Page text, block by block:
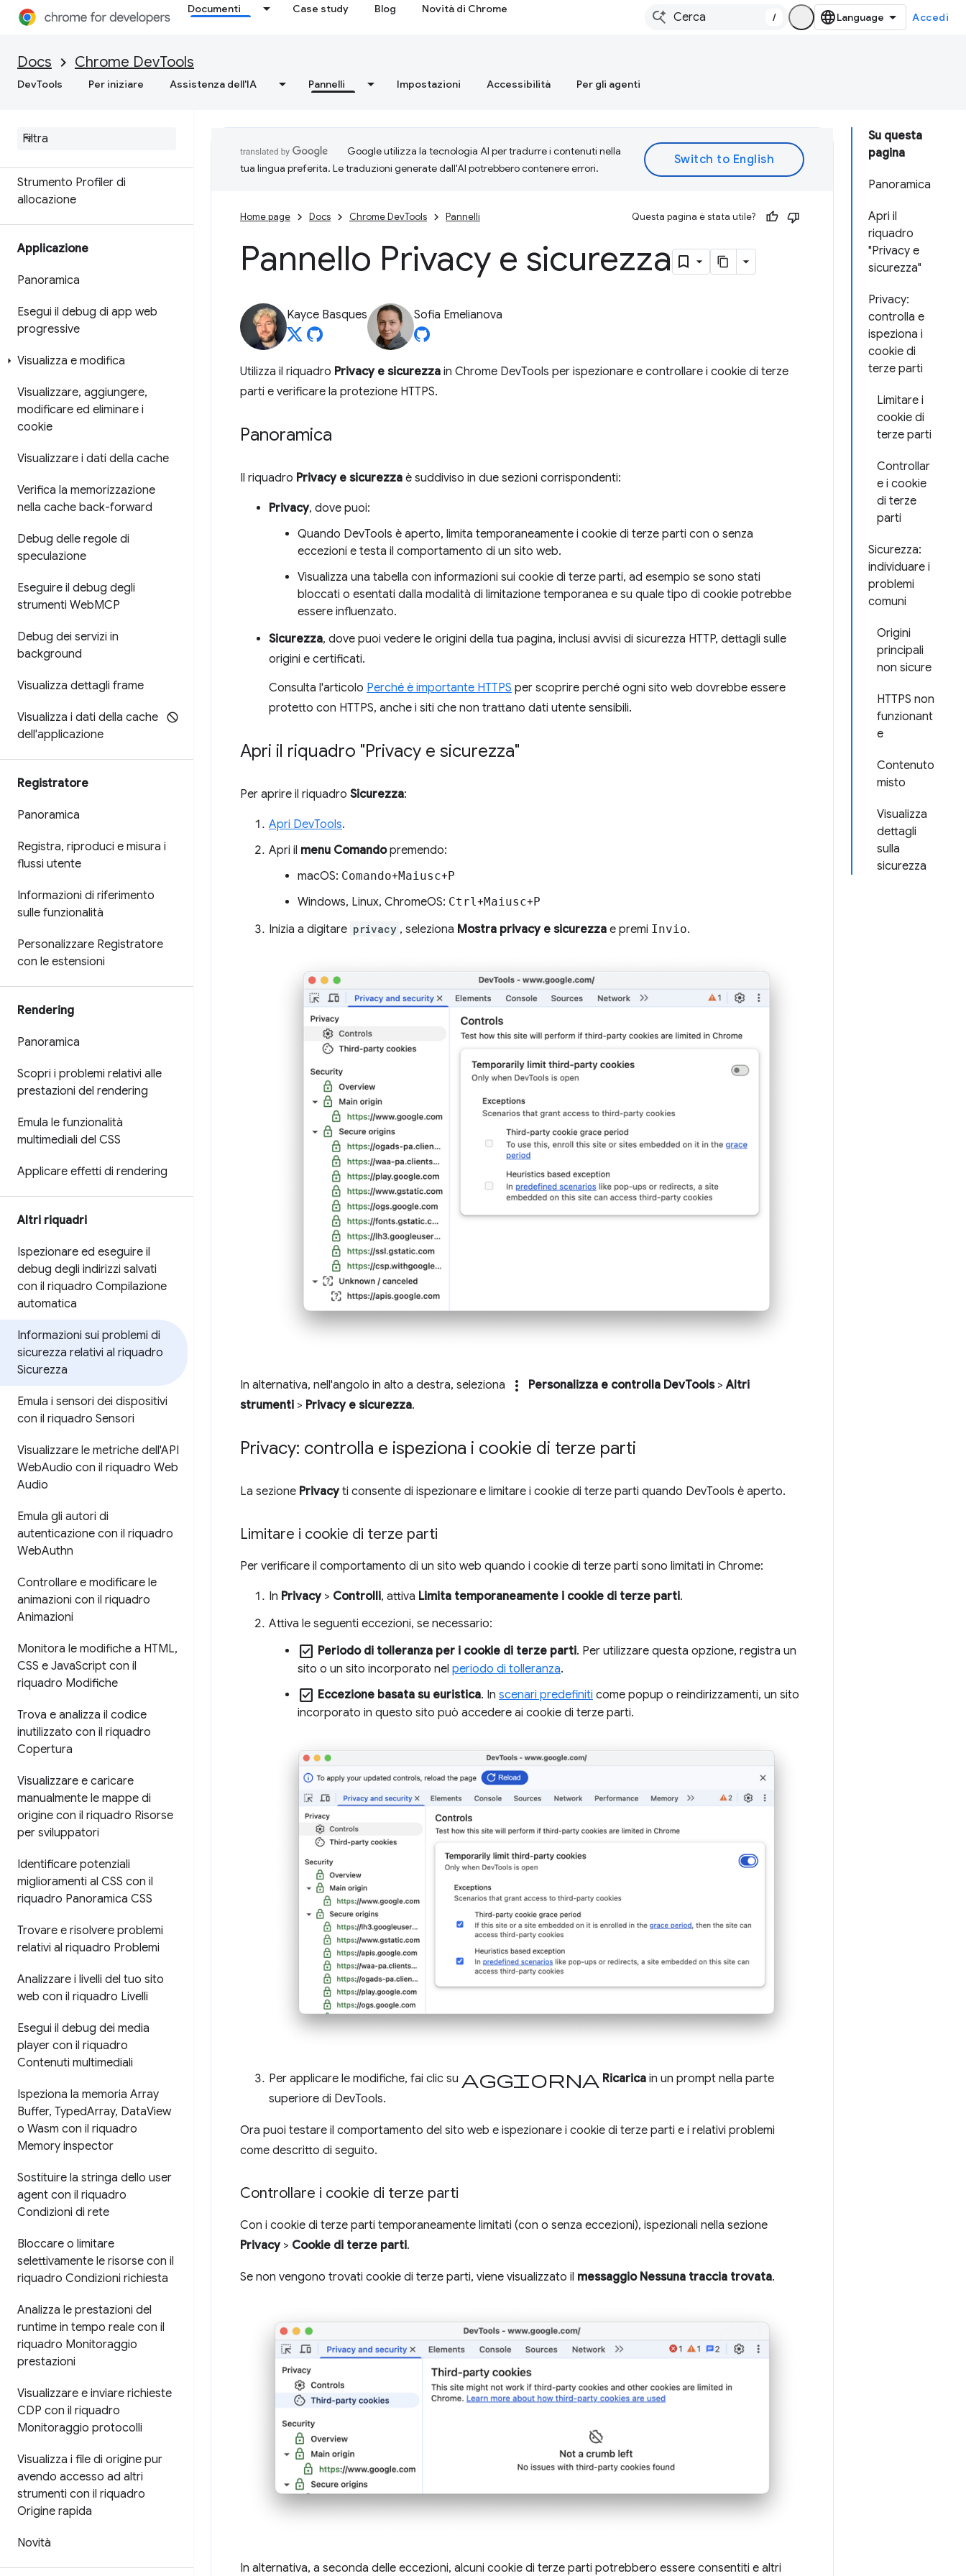
Documenti Case study Blog Novità di Chrome
/ Accedi
Docs Chrome DevTools
DevTools Per iniziare Assistenza dell'IA Pannelli Impostazioni Accessibilità Per gli agenti
Memoria
Panoramica
Terminologia della memoria
Strumento Profiler di
allocazione
Applicazione
Panoramica
Esegui il debug di app web
progressive
Visualizza e modifica
Visualizzare, aggiungere,
modificare ed eliminare i
cookie
Visualizzare i dati della cache
Verifica la memorizzazione
nella cache back-forward
Debug delle regole di
speculazione
Eseguire il debug degli
strumenti WebMCP
Debug dei servizi in
background
Visualizza dettagli frame
Visualizza i dati della cache
dell'applicazione
Registratore
Panoramica
Registra, riproduci e misura i
flussi utente
Informazioni di riferimento
sulle funzionalità
Personalizzare Registratore
con le estensioni
Rendering
Panoramica
Scopri i problemi relativi alle
prestazioni del rendering
Emula le funzionalità
multimediali del CSS
Applicare effetti di rendering
Altri riquadri
Ispezionare ed eseguire il
debug degli indirizzi salvati
con il riquadro Compilazione
automatica
Informazioni sui problemi di
sicurezza relativi al riquadro
Sicurezza
Emula i sensori dei dispositivi
con il riquadro Sensori
Visualizzare le metriche dell'API
WebAudio con il riquadro Web
Audio
Emula gli autori di
autenticazione con il riquadro
WebAuthn
Controllare e modificare le
animazioni con il riquadro
Animazioni
Monitora le modifiche a HTML,
CSS e JavaScript con il
riquadro Modifiche
Trova e analizza il codice
inutilizzato con il riquadro
Copertura
Visualizzare e caricare
manualmente le mappe di
origine con il riquadro Risorse
per sviluppatori
Identificare potenziali
miglioramenti al CSS con il
riquadro Panoramica CSS
Trovare e risolvere problemi
relativi al riquadro Problemi
Analizzare i livelli del tuo sito
web con il riquadro Livelli
Esegui il debug dei media
player con il riquadro
Contenuti multimediali
Ispeziona la memoria Array
Buffer, TypedArray, DataView
o Wasm con il riquadro
Memory inspector
Sostituire la stringa dello user
agent con il riquadro
Condizioni di rete
Bloccare o limitare
selettivamente le risorse con il
riquadro Condizioni richiesta
Analizza le prestazioni del
runtime in tempo reale con il
riquadro Monitoraggio
prestazioni
Visualizzare e inviare richieste
CDP con il riquadro
Monitoraggio protocolli
Visualizza i file di origine pur
avendo accesso ad altri
strumenti con il riquadro
Origine rapida
Novità
Su questa
pagina
Panoramica
Apri il
riquadro
"Privacy e
sicurezza"
Privacy:
controlla e
ispeziona i
cookie di
terze parti
Limitare i
cookie di
terze parti
Controllar
e i cookie
di terze
parti
Sicurezza:
individuare i
problemi
comuni
Origini
principali
non sicure
HTTPS non
funzionant
e
Contenuto
misto
Visualizza
dettagli
sulla
sicurezza
Google utilizza la tecnologia AI per tradurre i contenuti nella
tua lingua preferita. Le traduzioni generate dall'AI potrebbero contenere errori.
Home page Docs Chrome DevTools Pannelli Questa pagina è stata utile?
Pannello Privacy e sicurezza
Kayce Basques Sofia Emelianova
Utilizza il riquadro Privacy e sicurezza in Chrome DevTools per ispezionare e controllare i cookie di terze
parti e verificare la protezione HTTPS.
Panoramica
Il riquadro Privacy e sicurezza è suddiviso in due sezioni corrispondenti:
Privacy, dove puoi:
Quando DevTools è aperto, limita temporaneamente i cookie di terze parti con o senza
eccezioni e testa il comportamento di un sito web.
Visualizza una tabella con informazioni sui cookie di terze parti, ad esempio se sono stati
bloccati o esentati dalla modalità di limitazione temporanea e su quale tipo di cookie potrebbe
essere influenzato.
Sicurezza, dove puoi vedere le origini della tua pagina, inclusi avvisi di sicurezza HTTP, dettagli sulle
origini e certificati.
Consulta l'articolo Perché è importante HTTPS per scoprire perché ogni sito web dovrebbe essere
protetto con HTTPS, anche i siti che non trattano dati utente sensibili.
Apri il riquadro "Privacy e sicurezza"
Per aprire il riquadro Sicurezza:
Apri DevTools.
Apri il menu Comandopremendo:
macOS: Comando+Maiusc+P
Windows, Linux, ChromeOS: Ctrl+Maiusc+P
Inizia a digitare privacy , seleziona Mostra privacy e sicurezza e premi Invio.
In alternativa, nell'angolo in alto a destra, seleziona more_vert Personalizza e controlla DevTools>Altri
strumenti > Privacy e sicurezza.
Privacy: controlla e ispeziona i cookie di terze parti
La sezione Privacyti consente di ispezionare e limitare i cookie di terze parti quando DevTools è aperto.
Limitare i cookie di terze parti
Per verificare il comportamento di un sito web quando i cookie di terze parti sono limitati in Chrome:
In Privacy> Controlli, attiva Limita temporaneamente i cookie di terze parti.
Attiva le seguenti eccezioni, se necessario:
check_box Periodo di tolleranza per i cookie di terze parti. Per utilizzare questa opzione, registra un
sito o un sito incorporato nel periodo di tolleranza.
check_box Eccezione basata su euristica. In scenari predefiniti come popup o reindirizzamenti, un sito
incorporato in questo sito può accedere ai cookie di terze parti.
Per applicare le modifiche, fai clic su Aggiorna Ricarica in un prompt nella parte
superiore di DevTools.
Ora puoi testare il comportamento del sito web e ispezionare i cookie di terze parti e i relativi problemi
come descritto di seguito.
Controllare i cookie di terze parti
Con i cookie di terze parti temporaneamente limitati (con o senza eccezioni), ispezionali nella sezione
Privacy> Cookie di terze parti.
Se non vengono trovati cookie di terze parti, viene visualizzato il messaggio Nessuna traccia trovata.
In alternativa, a seconda delle eccezioni, alcuni cookie di terze parti potrebbero essere consentiti e altri